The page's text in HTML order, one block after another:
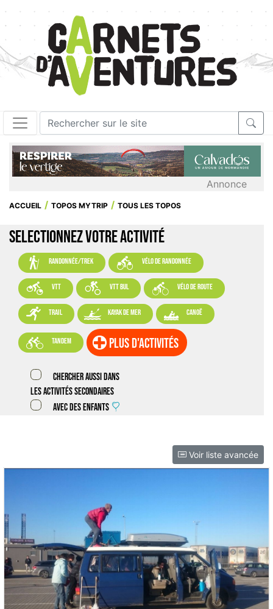
Annonce
ACCUEIL TOPOS MYTRIP TOUS LES TOPOS
SELECTIONNEZ VOTRE ACTIVITÉ
 randonnée/trek  vélo de randonnée
 VTT  VTT BUL  vélo de route
 trail  kayak de mer  canoë
 tandem plus d'activités
Chercher aussi dans
les activités secondaires
Avec des enfants
Voir liste avancée